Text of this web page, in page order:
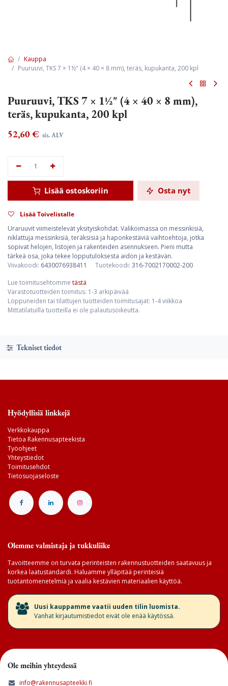
Kauppa
Puuruuvi, TKS 7 × 1½" (4 × 40 × 8 mm), teräs, kupukanta, 200 kpl
Puuruuvi, TKS 7 × 1½" (4 × 40 × 8 mm),
teräs, kupukanta, 200 kpl
52,60 € sis. ALV
Lisää ostoskoriin Osta nyt
Lisää Toivelistalle
Uraruuvit viimeistelevät yksityiskohdat. Valikoimassa on messinkisiä,
niklattuja messinkisiä, teräksisiä ja haponkestäviä vaihtoehtoja, jotka
sopivat helojen, listojen ja rakenteiden asennukseen. Pieni mutta
tärkeä osa, joka tekee lopputuloksesta aidon ja kestävän.
Viivakoodi: 6430076938411 Tuotekoodi: 316-7002170002-200
Lue toimitusehtomme tästä
Varastotuotteiden toimitus: 1-3 arkipäivää
Loppuneiden tai tilattujen tuotteiden toimitusajat: 1-4 viikkoa
Mittatilatuilla tuotteilla ei ole palautusoikeutta.
Tekniset tiedot
Hyödyllisiä linkkejä
Verkkokauppa
Tietoa Rakennusapteekista
Työohjeet
Yhteystiedot
Toimitusehdot
Tietosuojaseloste
Olemme valmistaja ja tukkuliike
Tavoitteemme on turvata perinteisten rakennustuotteiden saatavuus ja
korkea laatustandardi. Haluamme ylläpitää perinteisiä
tuotantomenetelmiä ja vaalia kestävien materiaalien käyttöä.
​Uusi kauppamme vaatii uuden tilin luomista.
Vanhat kirjautumistiedot eivät ole enää käytössä.
Ole meihin yhteydessä
info@rakennusapteekki.fi